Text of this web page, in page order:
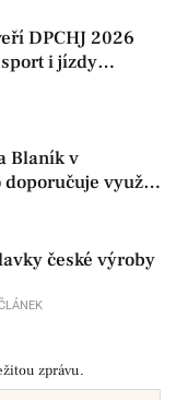
DPCHJ 2026
i jízdy
Blaník v
doporučuje využít
české výroby
zprávu.